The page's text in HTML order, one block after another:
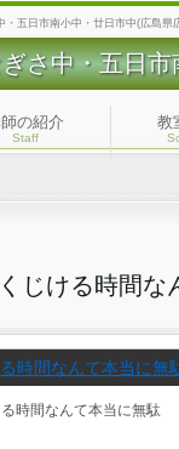
五日市南小中・廿日市中(広島県
さ中・五日
の紹介
Staff
教
じける時間な
時間なんて本当に無
時間なんて本当に無駄